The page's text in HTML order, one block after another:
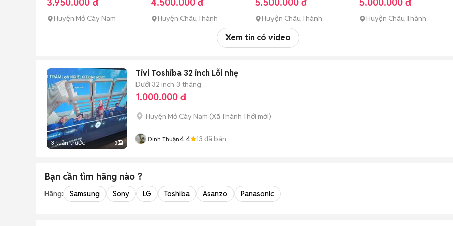
Huyện Mỏ Cày Nam Huyện Châu Thành Huyện Châu Thành Huyện Châu Thành
Xem tin có video
3 tuần trước 3
Tivi Toshiba 32 inch Lỗi nhẹ
Dưới 32 inch 3 tháng
1.000.000 đ
Huyện Mỏ Cày Nam (Xã Thành Thới mới)
Đinh Thuận4.4 13 đã bán
Bạn cần tìm hãng nào ?
Hãng: Samsung Sony LG Toshiba Asanzo Panasonic